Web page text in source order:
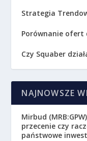
Strategia
Porównanie ofert
Czy Squaber
NAJNOWSZE
Mirbud
przecenie czy
państwowe